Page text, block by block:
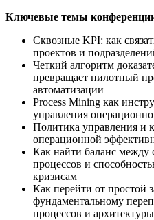
Ключевые темы
Сквозные KPI: как
проектов и
Четкий алгоритм
превращает пилотный
автоматизации
Process Mining как
управления
Политика управления и
операционной
Как найти баланс между
процессов и
кризисам
Как перейти от простой
фундаментальному
процессов и архитектуры